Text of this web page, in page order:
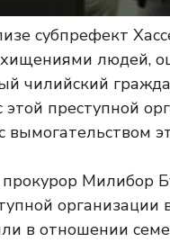
субпрефект
людей,
чилийский
этой преступной
вымогательством
Милибор
организации
в отношении